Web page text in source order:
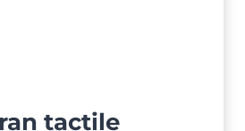
tactile